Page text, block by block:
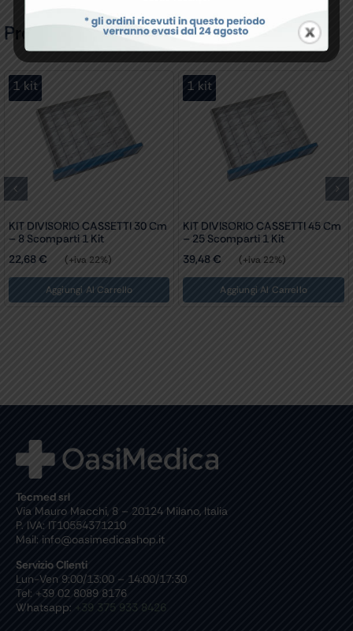
Prodotti Correlati
1 kit
KIT DIVISORIO CASSETTI 30 Cm
– 8 Scomparti 1 Kit
22,68 € (+iva 22%)
Aggiungi Al Carrello
1 kit
KIT DIVISORIO CASSETTI 45 Cm
– 25 Scomparti 1 Kit
39,48€ (+iva 22%)
Aggiungi Al Carrello
Tecmed srl
Via Mauro Macchi, 8 – 20124 Milano, Italia
P. IVA: IT10554371210
Mail: info@oasimedicashop.it
Servizio Clienti
Lun-Ven 9:00/13:00 – 14:00/17:30
Tel: +39 02 8089 8176
Whatsapp: +39 375 933 8426